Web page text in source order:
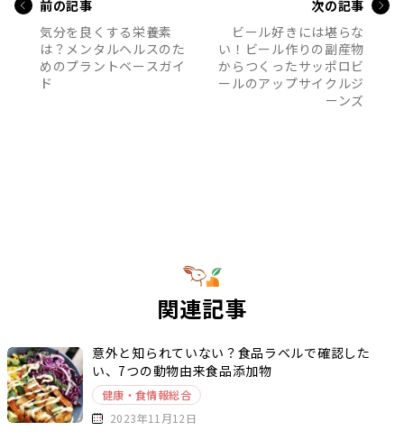
前の記事
気分を良くする栄養素
は？メンタルヘルスのた
めのプラントベースガイ
ド
次の記事
ビール好きには堪らな
い！ビール作りの副産物
からつくったサッポロビ
ールのアップサイクルジ
ーンズ
関連記事
意外と知られていない？食品ラベルで確認した
い、7つの動物由来食品添加物
健康・食情報総合
2023年11月12日